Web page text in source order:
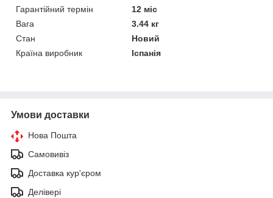
Гарантійний термін
12 міс
Вага
3.44 кг
Стан
Новий
Країна виробник
Іспанія
Умови доставки
Нова Пошта
Самовивіз
Доставка кур'єром
Делівері